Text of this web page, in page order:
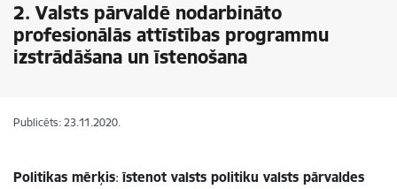
2. Valsts pārvaldē nodarbināto
profesionālās attīstības programmu
izstrādāšana un īstenošana
Publicēts: 23.11.2020.
Politikas mērķis:īstenot valsts politiku valsts pārvaldes